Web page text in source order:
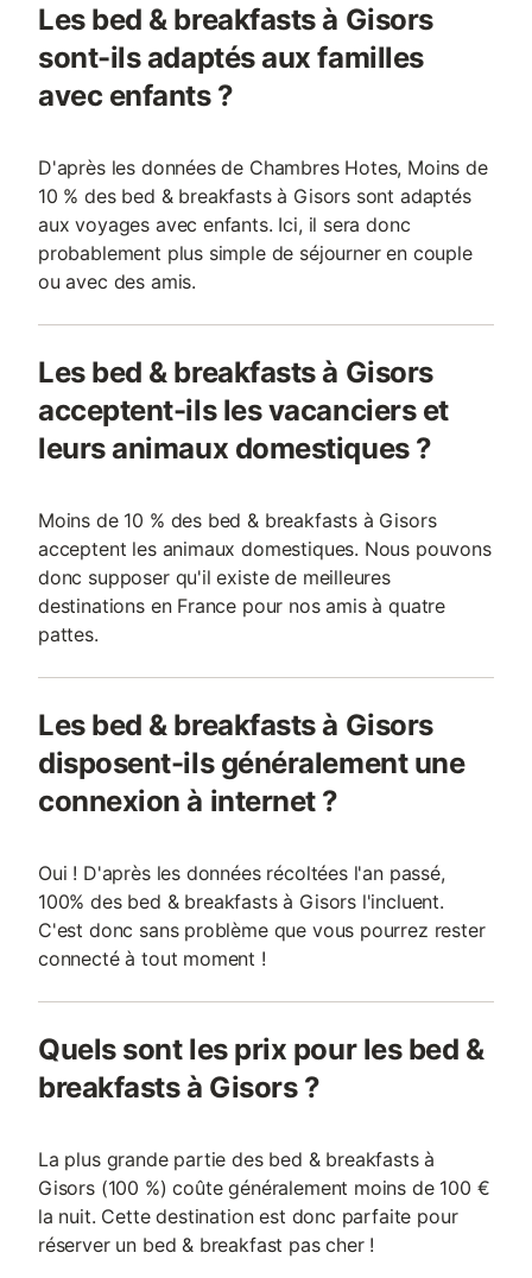
Les bed & breakfasts à Gisors
sont-ils adaptés aux familles
avec enfants ?
D'après les données de Chambres Hotes, Moins de
10 % des bed & breakfasts à Gisors sont adaptés
aux voyages avec enfants. Ici, il sera donc
probablement plus simple de séjourner en couple
ou avec des amis.
Les bed & breakfasts à Gisors
acceptent-ils les vacanciers et
leurs animaux domestiques ?
Moins de 10 % des bed & breakfasts à Gisors
acceptent les animaux domestiques. Nous pouvons
donc supposer qu'il existe de meilleures
destinations en France pour nos amis à quatre
pattes.
Les bed & breakfasts à Gisors
disposent-ils généralement une
connexion à internet ?
Oui ! D'après les données récoltées l'an passé,
100% des bed & breakfasts à Gisors l'incluent.
C'est donc sans problème que vous pourrez rester
connecté à tout moment !
Quels sont les prix pour les bed &
breakfasts à Gisors ?
La plus grande partie des bed & breakfasts à
Gisors (100 %) coûte généralement moins de 100 €
la nuit. Cette destination est donc parfaite pour
réserver un bed & breakfast pas cher !